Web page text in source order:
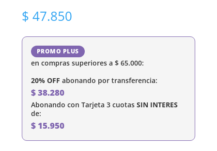
$ 47.850
PROMO PLUS
en compras superiores a $65.000:
20% OFF abonando por transferencia:
$38.280
Abonando con Tarjeta 3 cuotas SIN INTERES
de:
$15.950